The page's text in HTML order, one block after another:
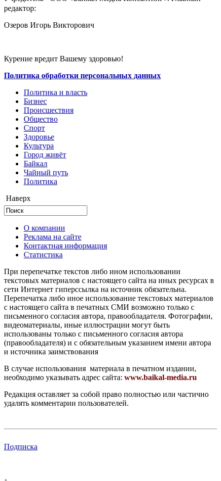
редактор:
Озеров Игорь Викторович
Курение вредит Вашему здоровью!
Политика обработки персональных данных
Политика и власть
Бизнес
Происшествия
Общество
Cпорт
Здоровье
Культура
Город живёт
Байкал
Чайный путь
Политика
Наверх
О компании
Реклама на сайте
Контактная информация
Статистика
При перепечатке текстов либо ином использовании
текстовых материалов с настоящего сайта на иных ресурсах в
сети Интернет гиперссылка на источник обязательна.
Перепечатка либо иное использование текстовых материалов
с настоящего сайта в печатных СМИ возможно только с
письменного согласия автора, правообладателя. Фотографии,
видеоматериалы, иные иллюстрации могут быть
использованы только с письменного согласия автора
(правообладателя) и с обязательным указанием имени автора
и источника заимствования
В случае использования материала в печатном издании,
необходимо указывать адрес сайта: www.baikal-media.ru
Редакция оставляет за собой право полностью или частично
удалять комментарии пользователей.
Подписка